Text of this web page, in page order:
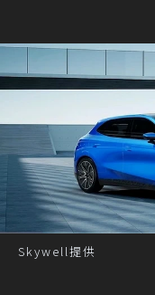
Skywell提供